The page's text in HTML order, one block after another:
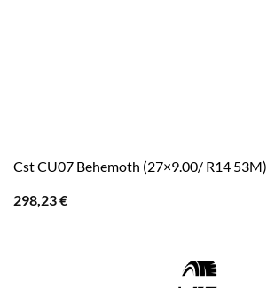
Cst CU07 Behemoth (27×9.00/ R14 53M)
298,23€